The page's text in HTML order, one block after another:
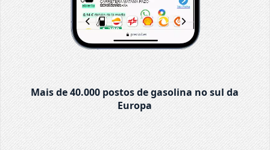
Mais de 40.000 postos de gasolina no sul da
Europa